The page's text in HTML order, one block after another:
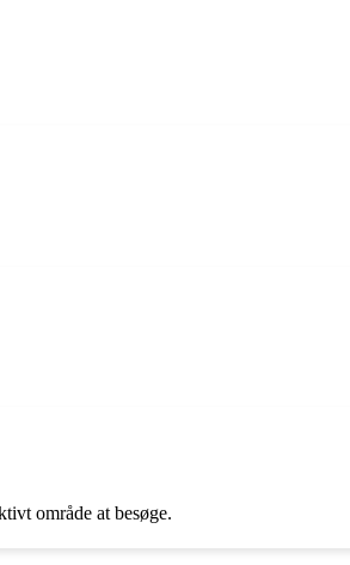
område at besøge.